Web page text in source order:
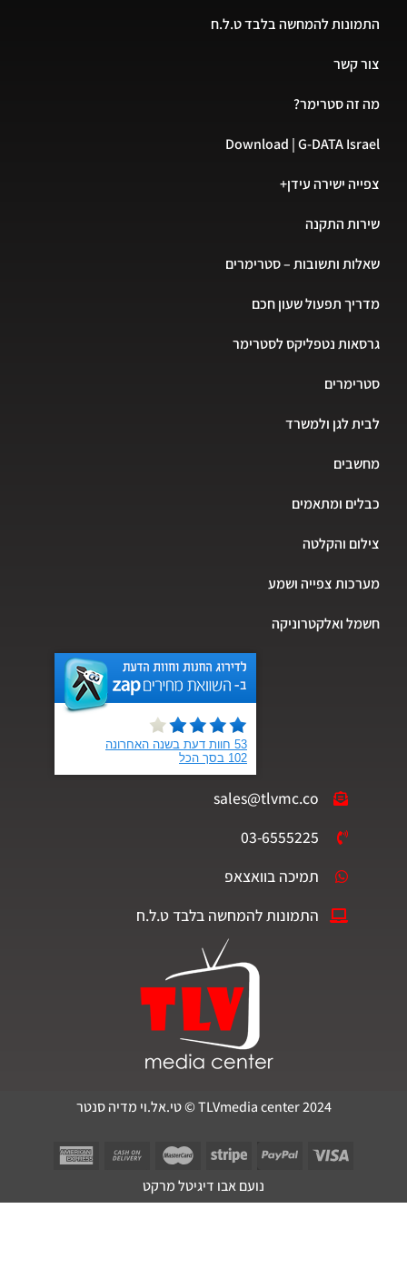
להמחשה בלבד ט.ל.ח
קשר
זה סטרימר?
Download | G-DATA
ישירה עידן+
התקנה
ותשובות – סטרימרים
תפעול שעון חכם
נטפליקס לסטרימר
לגן ולמשרד
ומתאמים
והקלטה
צפייה ושמע
ואלקטרוניקה
sales@tlvmc.co
03-6555225
תמיכה בוואצאפ
התמונות להמחשה בלבד ט.ל.ח
נועם אבו דיגיטל מרקט
TLVmedia center 2024 © טי.אל.וי מדיה סנטר